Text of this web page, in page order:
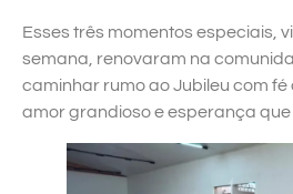
Esses três momentos especiais,
semana, renovaram na
caminhar rumo ao Jubileu com fé
amor grandioso e esperança que